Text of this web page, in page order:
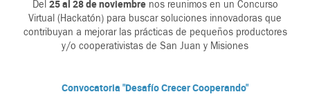
Del 25 al 28 de noviembrenos reunimos en un Concurso
Virtual (Hackatón) para buscar soluciones innovadoras que
contribuyan a mejorar las prácticas de pequeños productores
y/o cooperativistas de San Juan y Misiones
Convocatoria "Desafío Crecer Cooperando"